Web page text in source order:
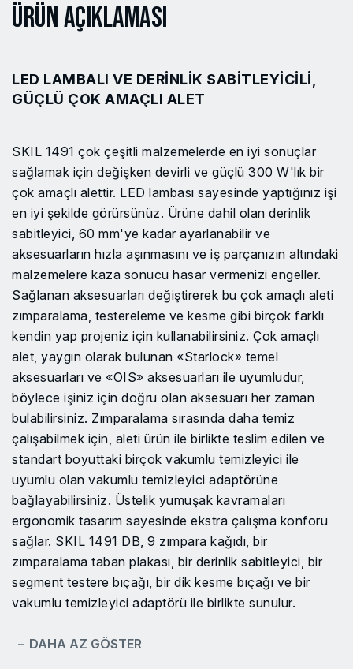
Ürün Açıklaması
LED LAMBALI VE DERINLIK SABITLEYICILI,
GÜÇLÜ ÇOK AMAÇLI ALET
SKIL 1491 çok çeşitli malzemelerde en iyi sonuçlar
sağlamak için değişken devirli ve güçlü 300 W'lık bir
çok amaçlı alettir. LED lambası sayesinde yaptığınız işi
en iyi şekilde görürsünüz. Ürüne dahil olan derinlik
sabitleyici, 60 mm'ye kadar ayarlanabilir ve
aksesuarların hızla aşınmasını ve iş parçanızın altındaki
malzemelere kaza sonucu hasar vermenizi engeller.
Sağlanan aksesuarları değiştirerek bu çok amaçlı aleti
zımparalama, testereleme ve kesme gibi birçok farklı
kendin yap projeniz için kullanabilirsiniz. Çok amaçlı
alet, yaygın olarak bulunan «Starlock» temel
aksesuarları ve «OIS» aksesuarları ile uyumludur,
böylece işiniz için doğru olan aksesuarı her zaman
bulabilirsiniz. Zımparalama sırasında daha temiz
çalışabilmek için, aleti ürün ile birlikte teslim edilen ve
standart boyuttaki birçok vakumlu temizleyici ile
uyumlu olan vakumlu temizleyici adaptörüne
bağlayabilirsiniz. Üstelik yumuşak kavramaları
ergonomik tasarım sayesinde ekstra çalışma konforu
sağlar. SKIL 1491 DB, 9 zımpara kağıdı, bir
zımparalama taban plakası, bir derinlik sabitleyici, bir
segment testere bıçağı, bir dik kesme bıçağı ve bir
vakumlu temizleyici adaptörü ile birlikte sunulur.
− DAHA AZ GÖSTER